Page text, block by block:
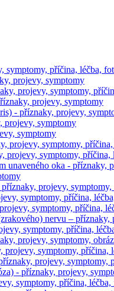
příčina, léčba,
projevy, symptomy
projevy, symptomy,
projevy, symptomy
- příznaky, projevy,
projevy, symptomy
symptomy
projevy, symptomy, příčina,
projevy, symptomy, příčina,
unaveného oka - příznaky,
projevy,
symptomy, příčina,
symptomy, příčina,
nervu – příznaky,
symptomy, příčina,
projevy, symptomy,
projevy, symptomy, příčina,
projevy, symptomy,
- příznaky, projevy,
symptomy, příčina, léčba,